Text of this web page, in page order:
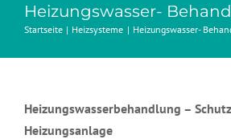
Heizungswasser-
Startseite Heizsysteme Heizungswasser-
Heizungswasserbehandlung –
Heizungsanlage